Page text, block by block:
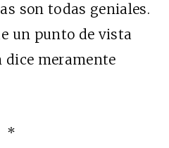
son todas geniales.
un punto de vista
dice meramente
*